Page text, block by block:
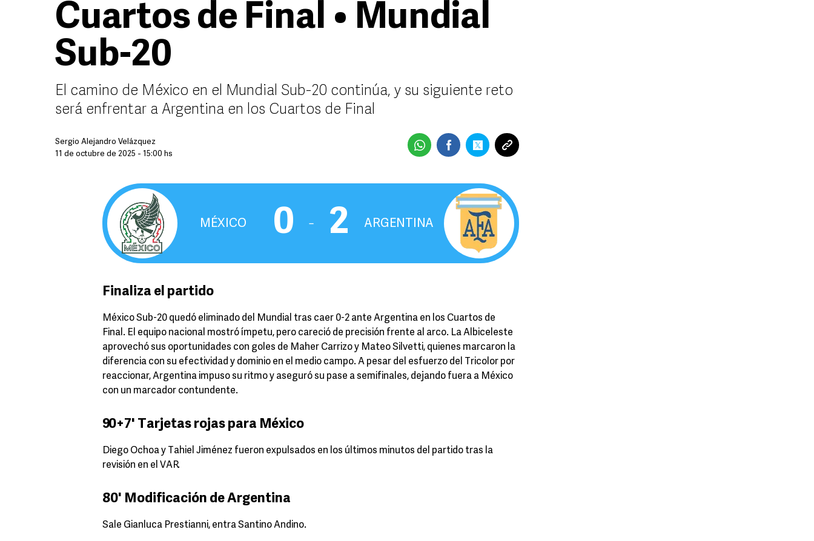
Cuartos de Final • Mundial
Sub-20
El camino de México en el Mundial Sub-20 continúa, y su siguiente reto
será enfrentar a Argentina en los Cuartos de Final
Sergio Alejandro Velázquez
11 de octubre de 2025 - 15:00 hs
MÉXICO 0 ‒ 2 ARGENTINA
Finaliza el partido
México Sub-20 quedó eliminado del Mundial tras caer 0-2 ante Argentina en los Cuartos de
Final. El equipo nacional mostró ímpetu, pero careció de precisión frente al arco. La Albiceleste
aprovechó sus oportunidades con goles de Maher Carrizo y Mateo Silvetti, quienes marcaron la
diferencia con su efectividad y dominio en el medio campo. A pesar del esfuerzo del Tricolor por
reaccionar, Argentina impuso su ritmo y aseguró su pase a semifinales, dejando fuera a México
con un marcador contundente.
90+7' Tarjetas rojas para México
Diego Ochoa y Tahiel Jiménez fueron expulsados en los últimos minutos del partido tras la
revisión en el VAR.
80' Modificación de Argentina
Sale Gianluca Prestianni, entra Santino Andino.